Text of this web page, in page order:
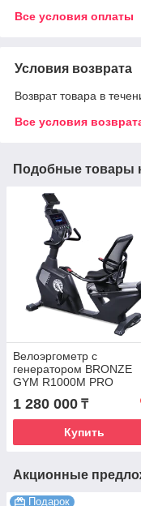
Все условия оплаты
Условия возврата
Возврат товара в
Все условия
Подобные товары
Велоэргометр с
генератором BRONZE
GYM R1000M PRO
1 280 000 ₸
Купить
Акционные
Подарок